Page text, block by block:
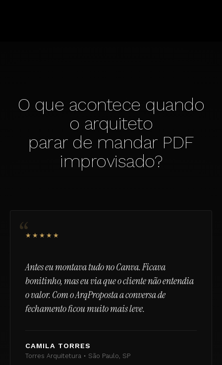
O que acontece quando
o arquiteto
parar de mandar PDF
improvisado?
“★★★★★
Antes eu montava tudo no Canva. Ficava
bonitinho, mas eu via que o cliente não entendia
o valor. Com o ArqProposta a conversa de
fechamento ficou muito mais leve.
CAMILA TORRES
Torres Arquitetura • São Paulo, SP